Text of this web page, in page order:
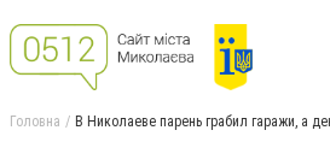
Головна В Николаеве парень грабил гаражи, а